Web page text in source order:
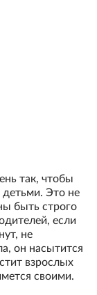
так, чтобы
Это не
быть строго
если
не
он насытится
взрослых
своими.